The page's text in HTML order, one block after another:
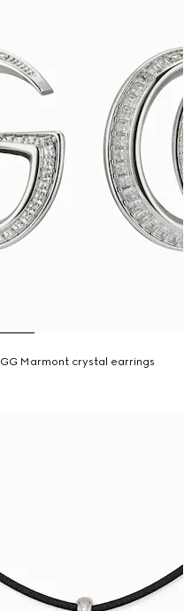
GG Marmont crystal earrings